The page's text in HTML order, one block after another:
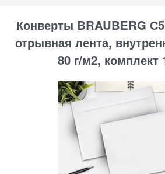
Конверты BRAUBERG
отрывная лента,
80 г/м2, комплект